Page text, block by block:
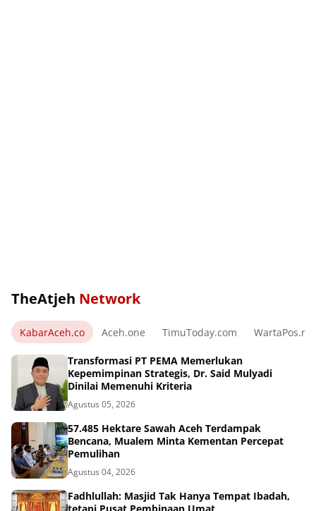
TheAtjeh Network
KabarAceh.co Aceh.one TimuToday.com WartaPos.net
Transformasi PT PEMA Memerlukan
Kepemimpinan Strategis, Dr. Said Mulyadi
Dinilai Memenuhi Kriteria
Agustus 05, 2026
57.485 Hektare Sawah Aceh Terdampak
Bencana, Mualem Minta Kementan Percepat
Pemulihan
Agustus 04, 2026
Fadhlullah: Masjid Tak Hanya Tempat Ibadah,